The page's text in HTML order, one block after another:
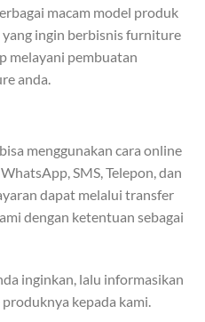
macam model produk
ingin berbisnis furniture
melayani pembuatan
anda.
menggunakan cara online
SMS, Telepon, dan
dapat melalui transfer
dengan ketentuan sebagai
inginkan, lalu informasikan
kepada kami.